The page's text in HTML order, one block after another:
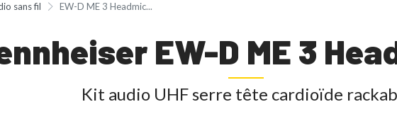
sans fil EW-D ME 3 Headmic...
EW-D ME 3
Kit audio UHF serre tête cardioïde